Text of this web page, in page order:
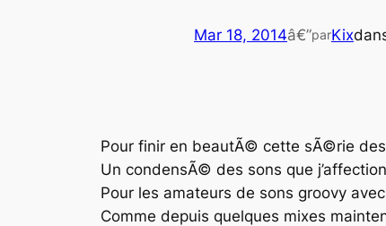
Mar 18, 2014â€”parKix
Pour finir en beautÃ© cette sÃ©rie des
Un condensÃ© des sons que
Pour les amateurs de sons groovy
Comme depuis quelques mixes